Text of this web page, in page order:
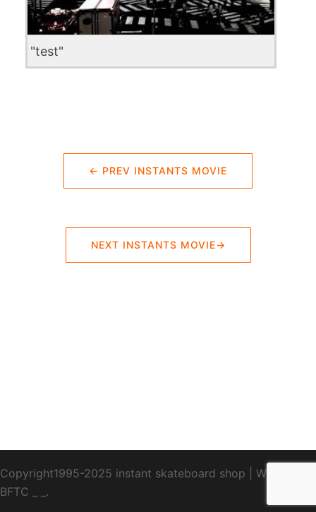
"test"
← PREV INSTANTS MOVIE
NEXT INSTANTS MOVIE→
Copyright1995-2025 instant skateboard shop
WebDesign
BFTC _ _.